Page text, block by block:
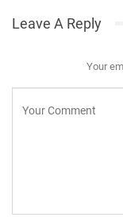
Leave A Reply
Your